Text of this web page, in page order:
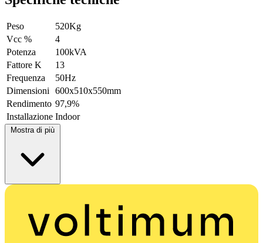
Peso
520Kg
Vcc %
4
Potenza
100kVA
Fattore K
13
Frequenza
50Hz
Dimensioni
600x510x550mm
Rendimento 97,9%
Installazione Indoor
Mostra di più